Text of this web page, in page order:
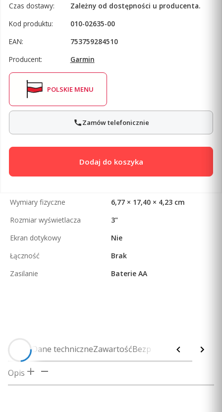
Czas dostawy:
Zależny od dostępności u producenta.
Kod produktu:
010-02635-00
EAN:
753759284510
Producent:
Garmin
POLSKIE MENU
Zamów telefonicznie
Dodaj do koszyka
Wymiary fizyczne
6,77 × 17,40 × 4,23 cm
Rozmiar wyświetlacza
3"
Ekran dotykowy
Nie
Łączność
Brak
Zasilanie
Baterie AA
Dane techniczneZawartośćBezpieczeństwo
Opis